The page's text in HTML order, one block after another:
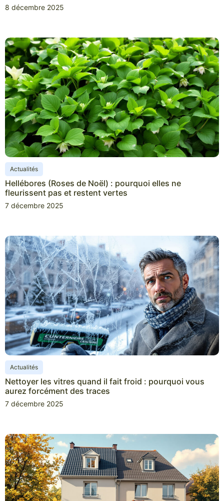
8 décembre 2025
Actualités
Hellébores (Roses de Noël) : pourquoi elles ne
fleurissent pas et restent vertes
7 décembre 2025
Actualités
Nettoyer les vitres quand il fait froid : pourquoi vous
aurez forcément des traces
7 décembre 2025